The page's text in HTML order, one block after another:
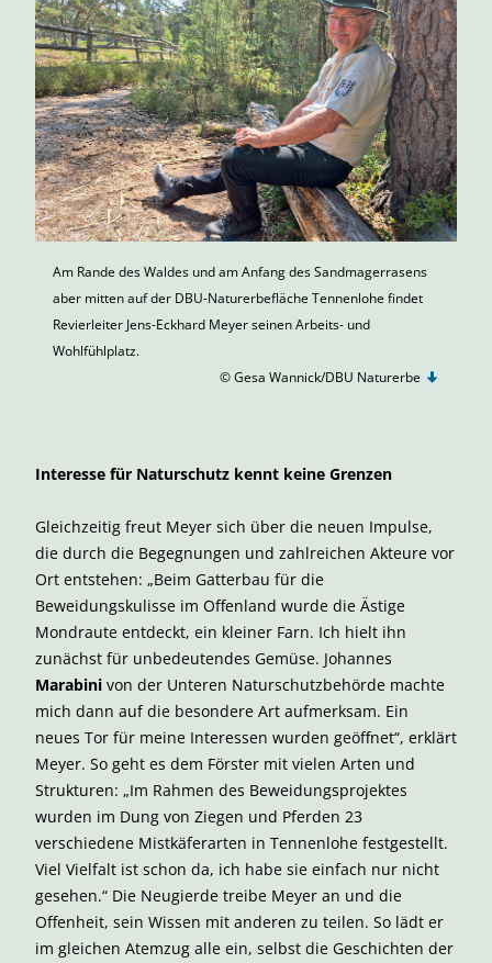
Am Rande des Waldes und am Anfang des Sandmagerrasens
aber mitten auf der DBU-Naturerbefläche Tennenlohe findet
Revierleiter Jens-Eckhard Meyer seinen Arbeits- und
Wohlfühlplatz.
© Gesa Wannick/DBU Naturerbe
Interesse für Naturschutz kennt keine Grenzen
Gleichzeitig freut Meyer sich über die neuen Impulse,
die durch die Begegnungen und zahlreichen Akteure vor
Ort entstehen: „Beim Gatterbau für die
Beweidungskulisse im Offenland wurde die Ästige
Mondraute entdeckt, ein kleiner Farn. Ich hielt ihn
zunächst für unbedeutendes Gemüse. Johannes
Marabini von der Unteren Naturschutzbehörde machte
mich dann auf die besondere Art aufmerksam. Ein
neues Tor für meine Interessen wurden geöffnet“, erklärt
Meyer. So geht es dem Förster mit vielen Arten und
Strukturen: „Im Rahmen des Beweidungsprojektes
wurden im Dung von Ziegen und Pferden 23
verschiedene Mistkäferarten in Tennenlohe festgestellt.
Viel Vielfalt ist schon da, ich habe sie einfach nur nicht
gesehen.“ Die Neugierde treibe Meyer an und die
Offenheit, sein Wissen mit anderen zu teilen. So lädt er
im gleichen Atemzug alle ein, selbst die Geschichten der